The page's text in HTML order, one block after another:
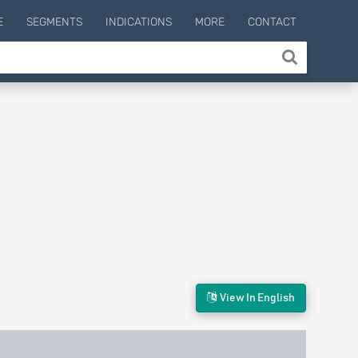
SEGMENTS INDICATIONS MORE CONTACT
View In English